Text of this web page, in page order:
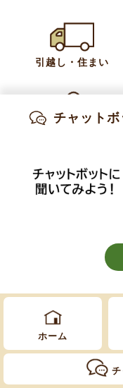
ホーム
知りたい情
引越し・住まい
チャット